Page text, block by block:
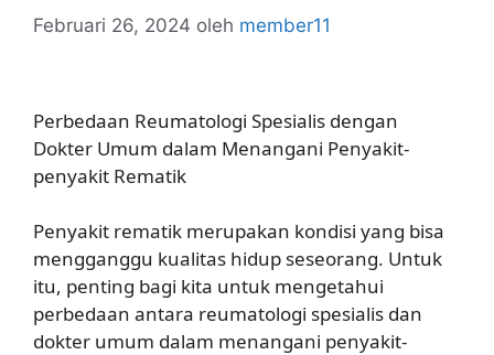
Februari 26, 2024 oleh member11
Perbedaan Reumatologi Spesialis dengan
Dokter Umum dalam Menangani Penyakit-
penyakit Rematik
Penyakit rematik merupakan kondisi yang bisa
mengganggu kualitas hidup seseorang. Untuk
itu, penting bagi kita untuk mengetahui
perbedaan antara reumatologi spesialis dan
dokter umum dalam menangani penyakit-